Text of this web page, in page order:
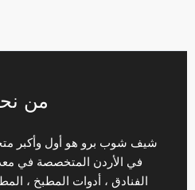
من
شيف شوب برو هو أول وأكبر
في الأردن المتخصصة في
الفنادق ، أدوات المطبخ ،